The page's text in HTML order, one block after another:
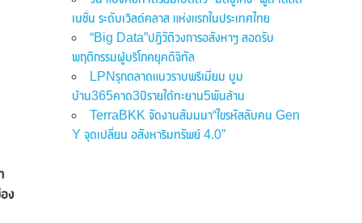
ง
เนชั่น ระดับเวิลด์คลาส แห่งแรกในประเทศไทย
“Big Data”ปฏิวัติวงการอสังหาฯ สอดรับ
พฤติกรรมผู้บริโภคยุคดิจิทัล
LPNรุกตลาดแนวราบพรีเมี่ยม บูม
บ้าน365คาด3ปีรายได้ทะยาน5พันล้าน
TerraBKK จัดงานสัมมนา“ไขรหัสลับคน Gen
Y จุดเปลี่ยน อสังหาริมทรัพย์ 4.0”